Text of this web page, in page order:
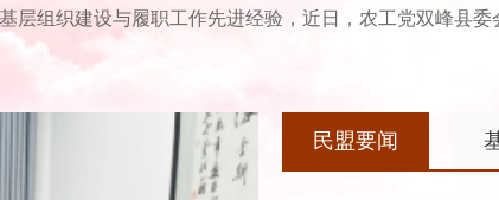
同盟成立80周年 9月17日
同盟成立80周年
年系列活动的通 4月23日
层组织建设与履职工作先进经验，近日，农工党双峰县
民盟娄星区第六次代表大会召开
民盟要闻